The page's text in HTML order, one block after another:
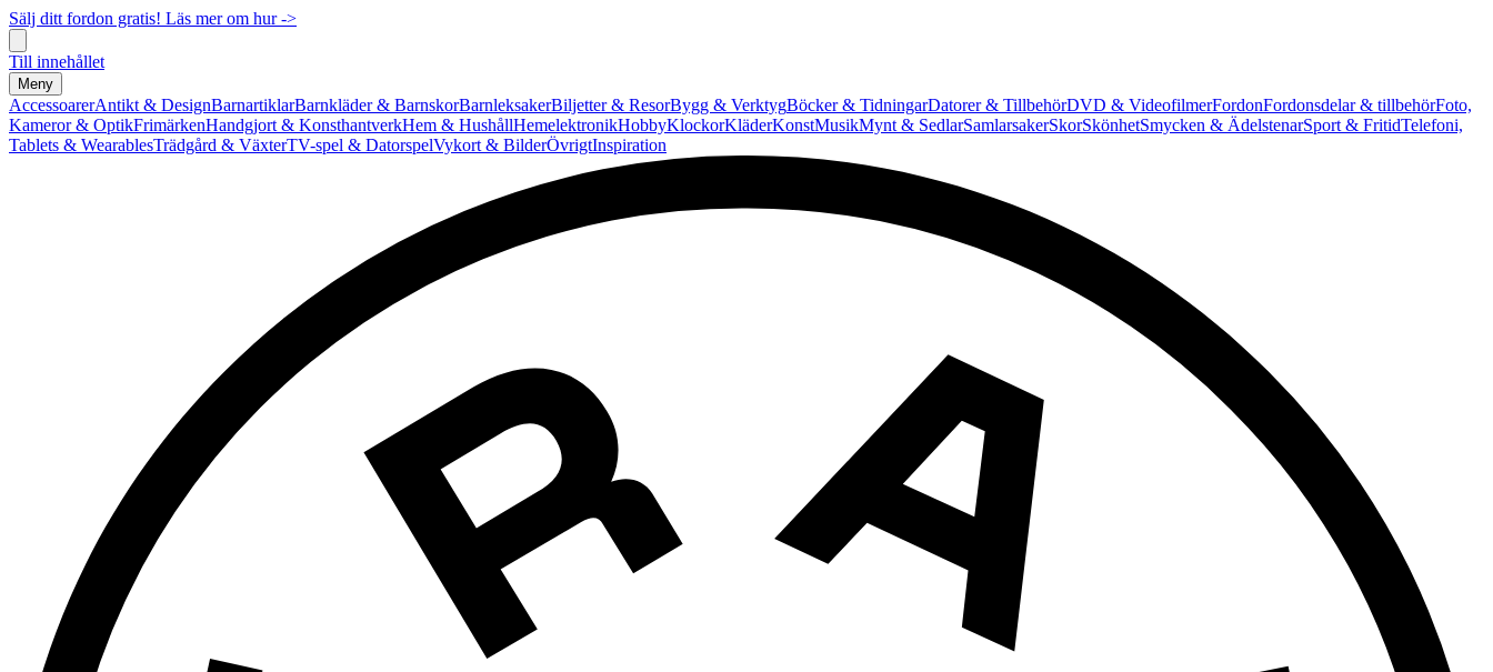
Sälj ditt fordon gratis! Läs mer om hur ->
Till innehållet
Meny
AccessoarerAntikt & DesignBarnartiklarBarnkläder & BarnskorBarnleksakerBiljetter & ResorBygg & VerktygBöcker & TidningarDatorer & TillbehörDVD & VideofilmerFordonFordonsdelar & tillbehörFoto,
Kameror & OptikFrimärkenHandgjort & KonsthantverkHem & HushållHemelektronikHobbyKlockorKläderKonstMusikMynt & SedlarSamlarsakerSkorSkönhetSmycken & ÄdelstenarSport & FritidTelefoni,
Tablets & WearablesTrädgård & VäxterTV-spel & DatorspelVykort & BilderÖvrigtInspiration